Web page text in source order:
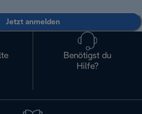
Jetzt anmelden
Benötigst du
Hilfe?